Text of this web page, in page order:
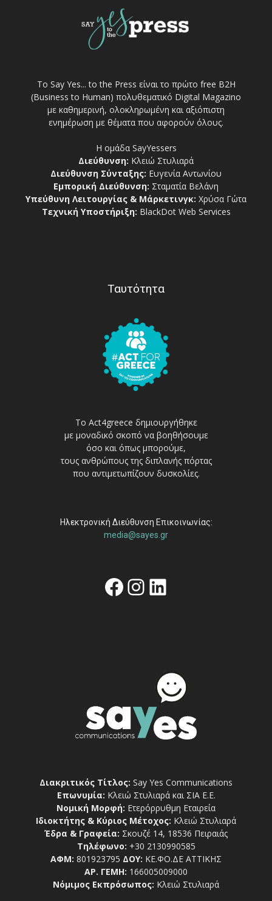
Το Say Yes... to the Press είναι το πρώτο free Β2Η
(Business to Human) πολυθεματικό Digital Magazino
με καθημερινή, ολοκληρωμένη και αξιόπιστη
ενημέρωση με θέματα που αφορούν όλους.
Η ομάδα SayYessers
Διεύθυνση: Κλειώ Στυλιαρά
Διεύθυνση Σύνταξης: Ευγενία Αντωνίου
Εμπορική Διεύθυνση: Σταματία Βελάνη
Υπεύθυνη Λειτουργίας & Μάρκετινγκ: Χρύσα Γώτα
Τεχνική Υποστήριξη: BlackDot Web Services
Ταυτότητα
Το Act4greece δημιουργήθηκε
με μοναδικό σκοπό να βοηθήσουμε
όσο και όπως μπορούμε,
τους ανθρώπους της διπλανής πόρτας
που αντιμετωπίζουν δυσκολίες.
Ηλεκτρονική Διεύθυνση Επικοινωνίας:
media@sayes.gr
Facebook
Instagram
Linkedin
Διακριτικός Τίτλος: Say Yes Communications
Επωνυμία: Κλειώ Στυλιαρά και ΣΙΑ Ε.Ε.
Νομική Μορφή: Ετερόρρυθμη Εταιρεία
Ιδιοκτήτης & Κύριος Μέτοχος: Κλειώ Στυλιαρά
Έδρα & Γραφεία: Σκουζέ 14, 18536 Πειραιάς
Τηλέφωνο: +30 2130990585
ΑΦΜ: 801923795 ΔΟΥ: ΚΕ.ΦΟ.ΔΕ ΑΤΤΙΚΗΣ
ΑΡ. ΓΕΜΗ: 166005009000
Νόμιμος Εκπρόσωπος: Κλειώ Στυλιαρά